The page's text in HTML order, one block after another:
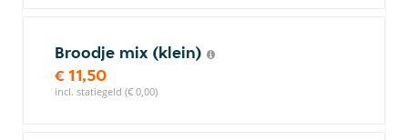
Broodje mix (klein)
€ 11,50
incl. statiegeld (€ 0,00)